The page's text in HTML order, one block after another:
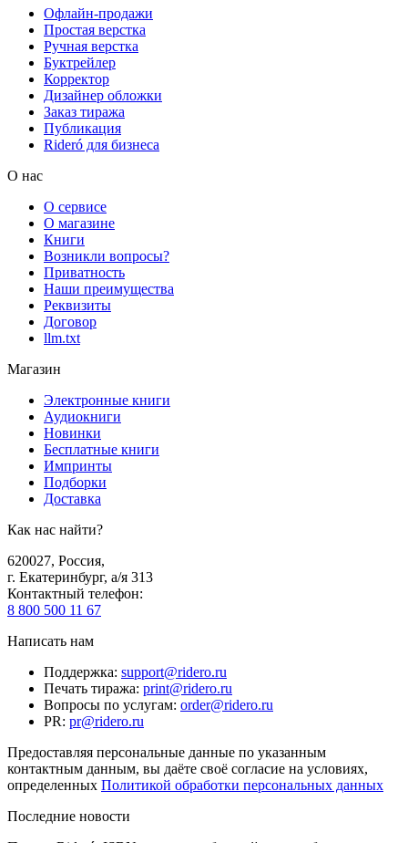
Офлайн-продажи
Простая верстка
Ручная верстка
Буктрейлер
Корректор
Дизайнер обложки
Заказ тиража
Публикация
Rideró для бизнеса
О нас
О сервисе
О магазине
Книги
Возникли вопросы?
Приватность
Наши преимущества
Реквизиты
Договор
llm.txt
Магазин
Электронные книги
Аудиокниги
Новинки
Бесплатные книги
Импринты
Подборки
Доставка
Как нас найти?
620027, Россия,
г. Екатеринбург, а/я 313
Контактный телефон:
8 800 500 11 67
Написать нам
Поддержка: support@ridero.ru
Печать тиража: print@ridero.ru
Вопросы по услугам: order@ridero.ru
PR: pr@ridero.ru
Предоставляя персональные данные по указанным
контактным данным, вы даёте своё согласие на условиях,
определенных Политикой обработки персональных данных
Последние новости